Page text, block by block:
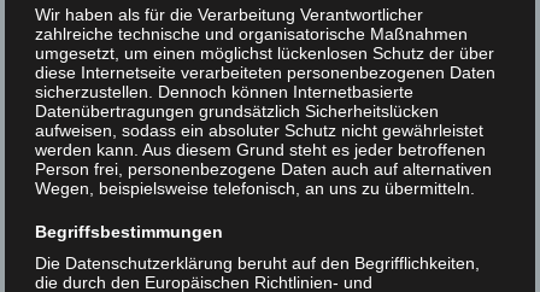
DSC07667
Beitrags-
Navigation
< DSC07666 DSC07671 >
Wir haben als für die Verarbeitung Verantwortlicher
zahlreiche technische und organisatorische Maßnahmen
umgesetzt, um einen möglichst lückenlosen Schutz der über
diese Internetseite verarbeiteten personenbezogenen Daten
sicherzustellen. Dennoch können Internetbasierte
Datenübertragungen grundsätzlich Sicherheitslücken
aufweisen, sodass ein absoluter Schutz nicht gewährleistet
werden kann. Aus diesem Grund steht es jeder betroffenen
Person frei, personenbezogene Daten auch auf alternativen
Wegen, beispielsweise telefonisch, an uns zu übermitteln.
Begriffsbestimmungen
Die Datenschutzerklärung beruht auf den Begrifflichkeiten,
die durch den Europäischen Richtlinien- und